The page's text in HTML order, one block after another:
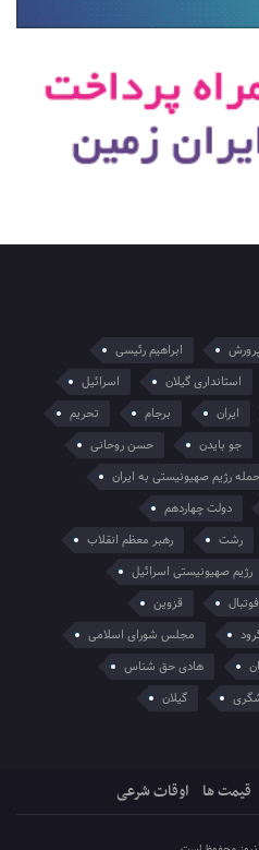
ابراهیم رئیسی
استانداری گیلان
اسرائیل
ایران برجام
تحریم
جو بایدن
حسن روحانی
حمله رژیم صهیونیستی به ایران
دولت چهاردهم
رشت
رهبر معظم انقلاب
رژیم صهیونیستی اسرائیل
فوتبال
قزوین
مجلس شورای اسلامی
هادی حق شناس
گیلان
قیمت ها اوقات شرعی